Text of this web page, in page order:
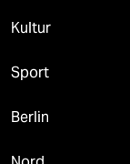
Kultur
Sport
Berlin